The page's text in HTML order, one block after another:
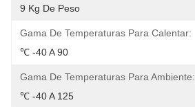
9 Kg De Peso
Gama De Temperaturas Para Calentar:
℃ -40 A 90
Gama De Temperaturas Para Ambiente:
℃ -40 A 125